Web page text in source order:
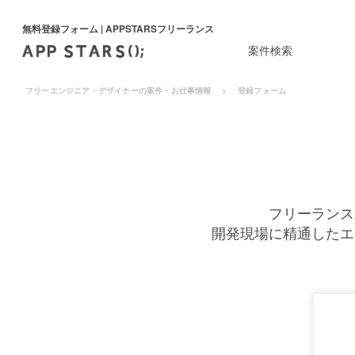
無料登録フォーム | APPSTARSフリーランス
案件検索
フリーエンジニア・デザイナーの案件・お仕事情報 登録フォーム
フリーラン
開発現場に精通した